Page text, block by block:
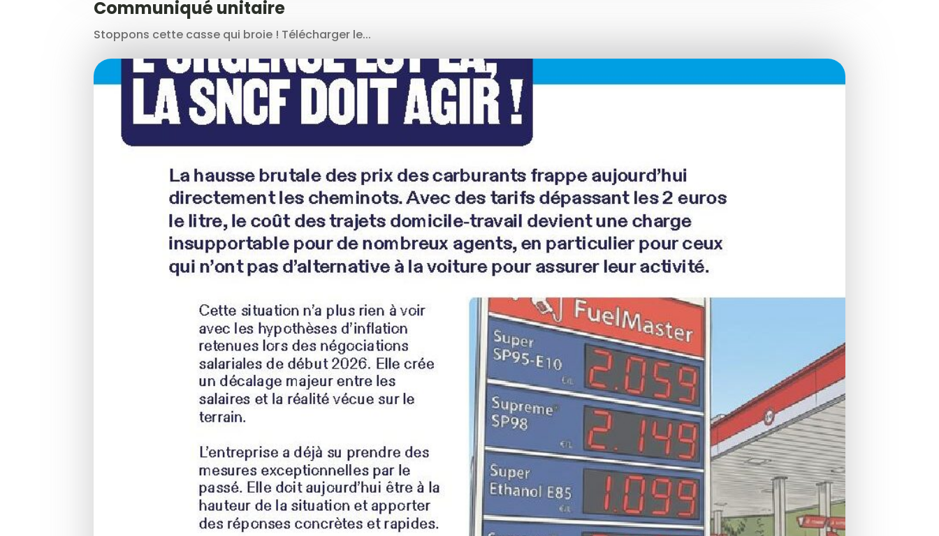
Communiqué unitaire
Stoppons cette casse qui broie ! Télécharger le...